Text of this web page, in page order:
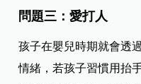
問題三：愛打人
孩子在嬰兒時期就會透
情緒，若孩子習慣用抬